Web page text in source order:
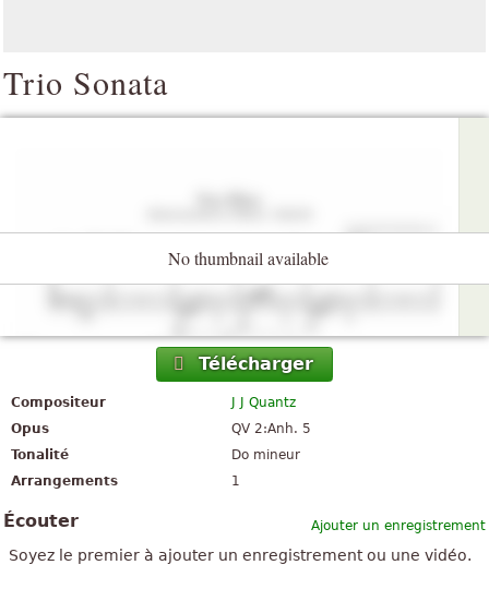
Trio Sonata
No thumbnail available
Télécharger
Compositeur
J J Quantz
Opus
QV 2:Anh. 5
Tonalité
Do mineur
Arrangements
1
Ajouter un enregistrement
Écouter
Soyez le premier à ajouter un enregistrement ou une vidéo.